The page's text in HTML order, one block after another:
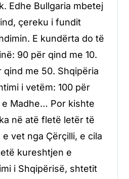
Edhe Bullgaria mbetej
çereku i fundit
E kundërta do të
90 për qind me 10.
me 50. Shqipëria
i vetëm: 100 për
Madhe… Por kishte
në atë fletë letër të
vet nga Çërçilli, e cila
kureshtjen e
i Shqipërisë, shtetit